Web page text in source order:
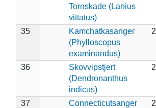
Tornskade (Lanius
vittatus)
35
Kamchatkasanger
(Phylloscopus
examinandus)
2
36
Skovvipstjert
(Dendronanthus
indicus)
2
37
Connecticutsanger
2